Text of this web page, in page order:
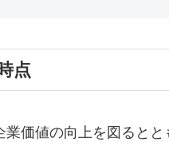
点
価値の向上を図ると